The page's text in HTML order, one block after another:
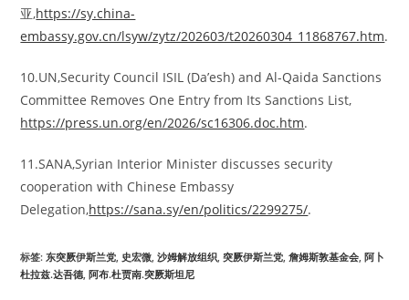
亚,https://sy.china-
embassy.gov.cn/lsyw/zytz/202603/t20260304_11868767.htm.
10.UN,Security Council ISIL (Da’esh) and Al-Qaida Sanctions
Committee Removes One Entry from Its Sanctions List,
https://press.un.org/en/2026/sc16306.doc.htm.
11.SANA,Syrian Interior Minister discusses security
cooperation with Chinese Embassy
Delegation,https://sana.sy/en/politics/2299275/.
标签:东突厥伊斯兰党 史宏微 沙姆解放组织 突厥伊斯兰党 詹姆斯敦基金会 阿卜
杜拉兹.达吾德 阿布.杜贾南.突厥斯坦尼